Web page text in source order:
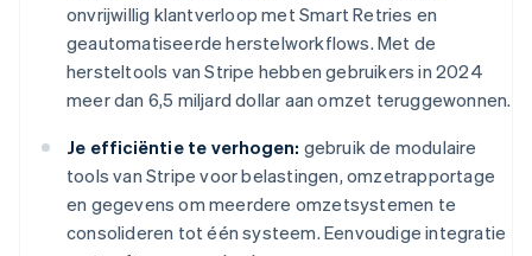
onvrijwillig klantverloop met Smart Retries en
geautomatiseerde herstelworkflows. Met de
hersteltools van Stripe hebben gebruikers in 2024
meer dan 6,5 miljard dollar aan omzet teruggewonnen.
Je efficiëntie te verhogen: gebruik de modulaire
tools van Stripe voor belastingen, omzetrapportage
en gegevens om meerdere omzetsystemen te
consolideren tot één systeem. Eenvoudige integratie